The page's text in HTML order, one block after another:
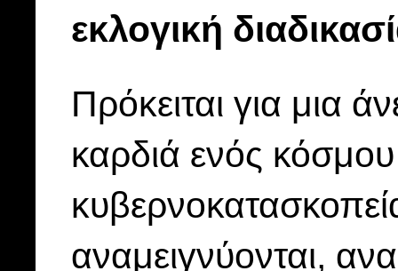
εκλογική
Πρόκειται για μια
καρδιά ενός
αναμειγνύονται,